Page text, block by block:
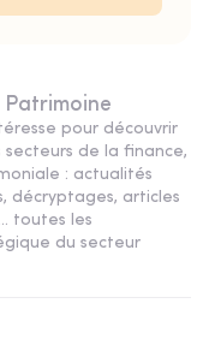
Patrimoine
pour découvrir
secteurs de la finance,
: actualités
décryptages, articles
toutes les
du secteur